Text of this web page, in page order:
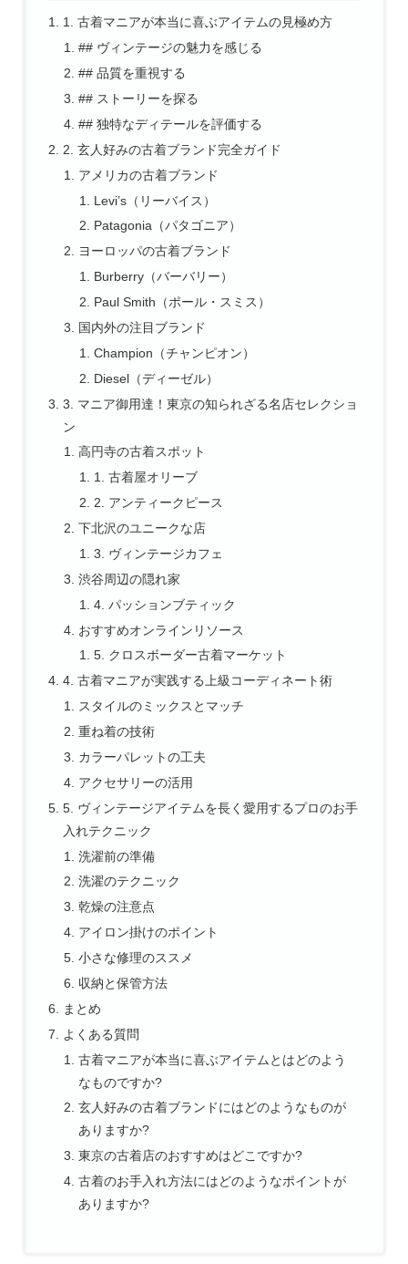
1. 古着マニアが本当に喜ぶアイテムの見極め方
## ヴィンテージの魅力を感じる
## 品質を重視する
## ストーリーを探る
## 独特なディテールを評価する
2. 玄人好みの古着ブランド完全ガイド
アメリカの古着ブランド
Levi’s（リーバイス）
Patagonia（パタゴニア）
ヨーロッパの古着ブランド
Burberry（バーバリー）
Paul Smith（ポール・スミス）
国内外の注目ブランド
Champion（チャンピオン）
Diesel（ディーゼル）
3. マニア御用達！東京の知られざる名店セレクショ
ン
高円寺の古着スポット
1. 古着屋オリーブ
2. アンティークピース
下北沢のユニークな店
3. ヴィンテージカフェ
渋谷周辺の隠れ家
4. パッションブティック
おすすめオンラインリソース
5. クロスボーダー古着マーケット
4. 古着マニアが実践する上級コーディネート術
スタイルのミックスとマッチ
重ね着の技術
カラーパレットの工夫
アクセサリーの活用
5. ヴィンテージアイテムを長く愛用するプロのお手
入れテクニック
洗濯前の準備
洗濯のテクニック
乾燥の注意点
アイロン掛けのポイント
小さな修理のススメ
収納と保管方法
まとめ
よくある質問
古着マニアが本当に喜ぶアイテムとはどのよう
なものですか?
玄人好みの古着ブランドにはどのようなものが
ありますか?
東京の古着店のおすすめはどこですか?
古着のお手入れ方法にはどのようなポイントが
ありますか?